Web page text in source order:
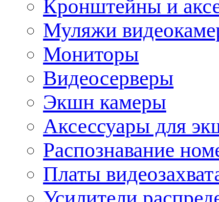
Кронштейны и
Муляжи
Мониторы
Видеосерверы
Экшн камеры
Аксессуары для
Распознавание
Платы